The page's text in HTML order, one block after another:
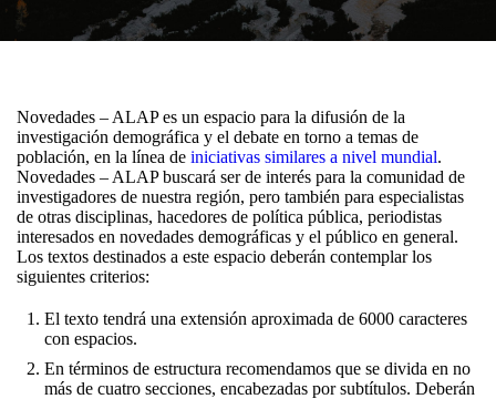
Novedades – ALAP es un espacio para la difusión de la
investigación demográfica y el debate en torno a temas de
población, en la línea de iniciativas similares a nivel mundial.
Novedades – ALAP buscará ser de interés para la comunidad de
investigadores de nuestra región, pero también para especialistas
de otras disciplinas, hacedores de política pública, periodistas
interesados en novedades demográficas y el público en general.
Los textos destinados a este espacio deberán contemplar los
siguientes criterios:
El texto tendrá una extensión aproximada de 6000 caracteres
con espacios.
En términos de estructura recomendamos que se divida en no
más de cuatro secciones, encabezadas por subtítulos. Deberán